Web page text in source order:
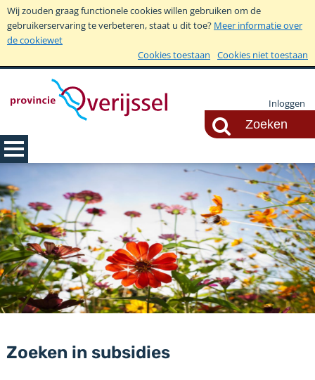
Wij zouden graag functionele cookies willen gebruiken om de
gebruikerservaring te verbeteren, staat u dit toe? Meer informatie over
de cookiewet
Cookies toestaan
Cookies niet toestaan
Inloggen
Zoeken in subsidies